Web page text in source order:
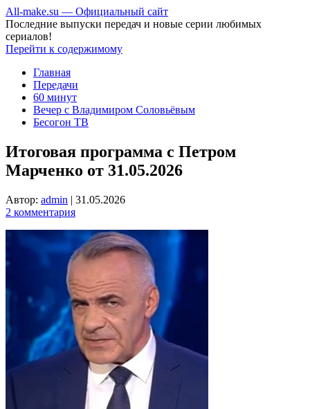
All-make.su — Официальный сайт
Последние выпуски передач и новые серии любимых
сериалов!
Перейти к содержимому
Главная
Передачи
60 минут
Вечер с Владимиром Соловьёвым
Бесогон ТВ
Итоговая программа с Петром
Марченко от 31.05.2026
Автор: admin | 31.05.2026
2 комментария